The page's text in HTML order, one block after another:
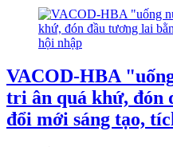
VACOD-HBA
tri ân quá khứ, đón
đổi mới sáng tạo,